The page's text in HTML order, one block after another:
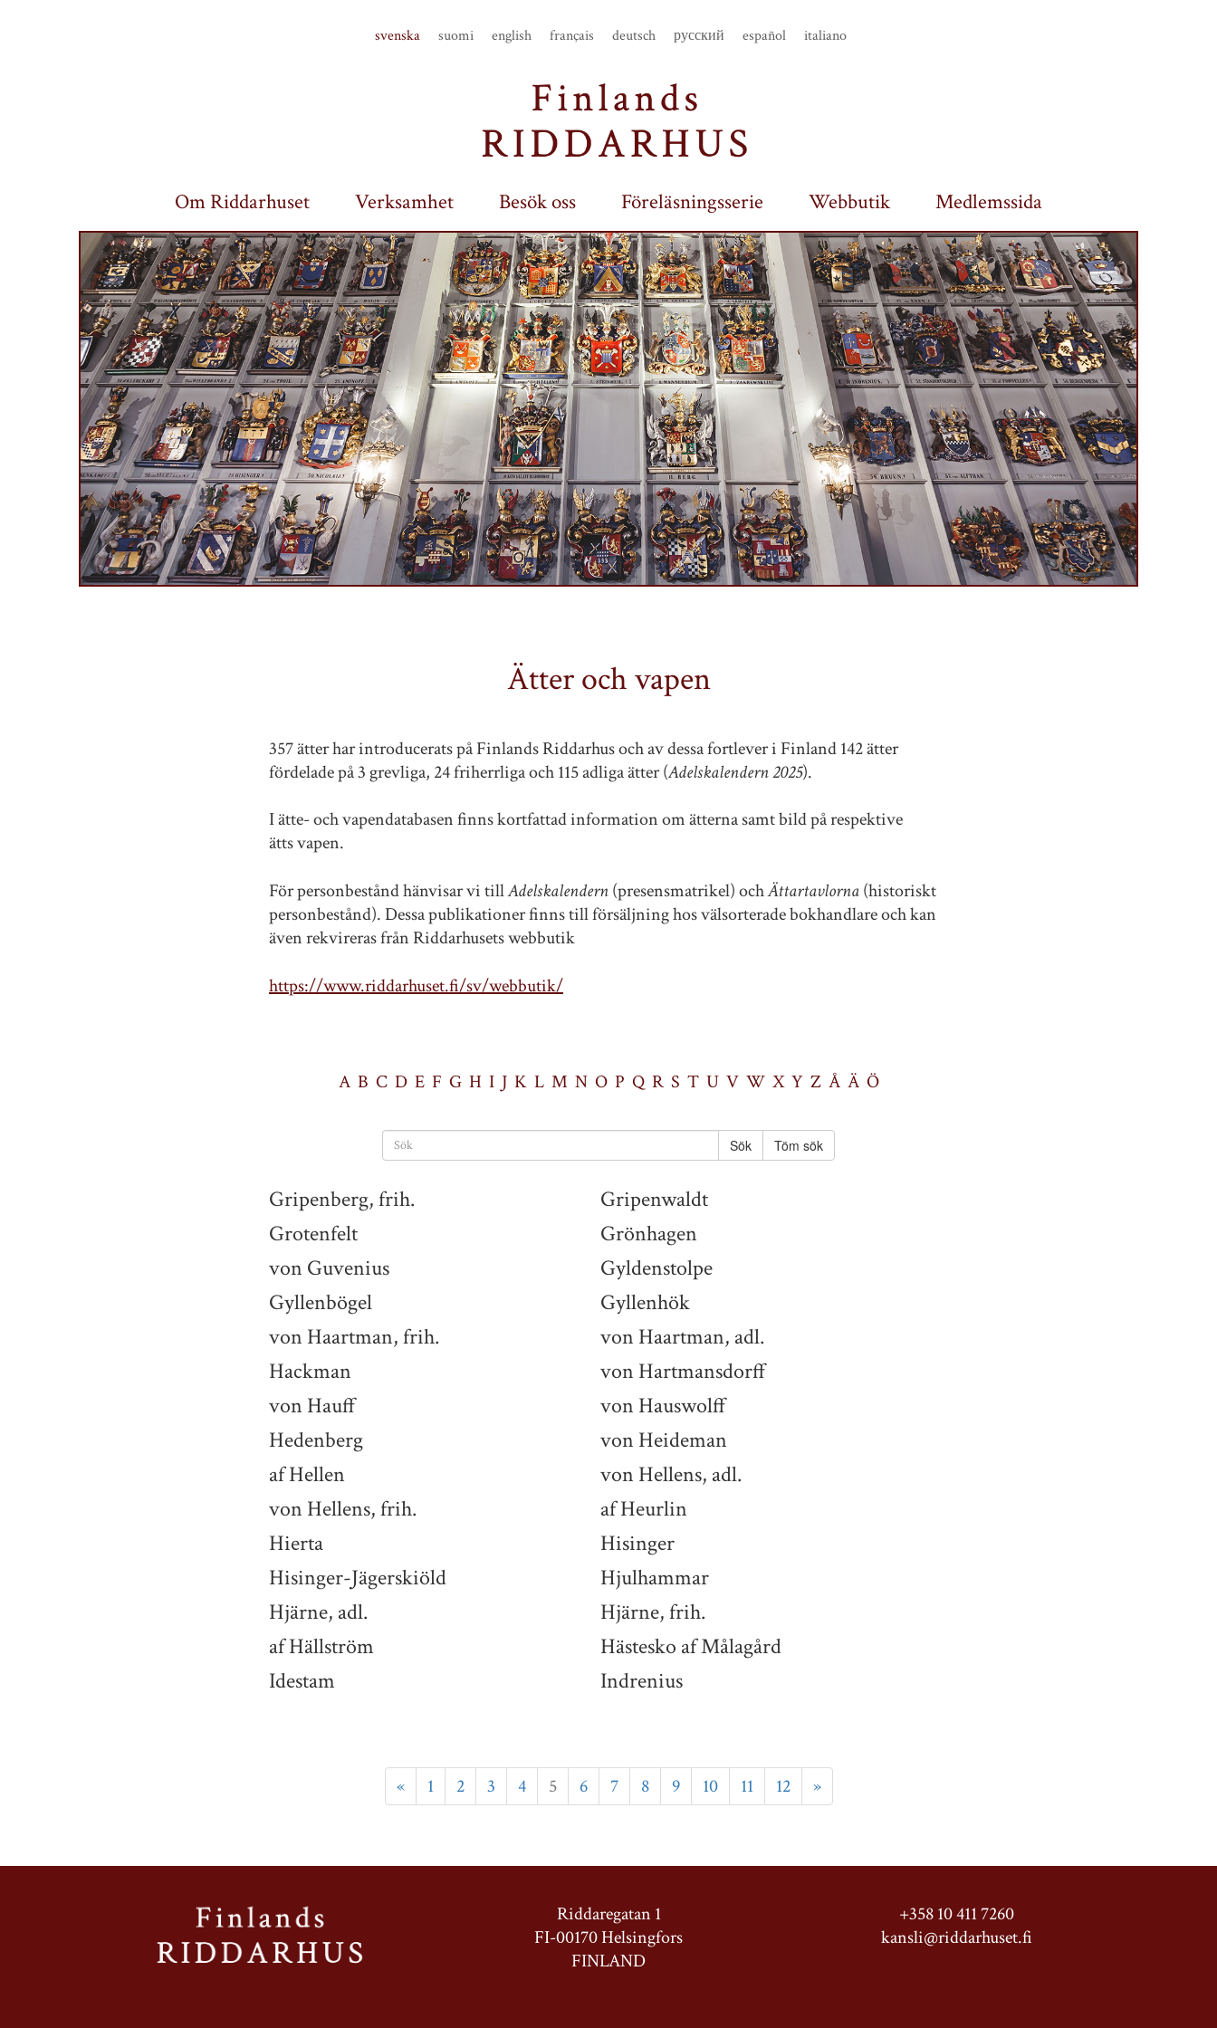
svenska suomi english français deutsch русский español italiano
Om Riddarhuset Verksamhet Besök oss Föreläsningsserie Webbutik Medlemssida
Ätter och vapen
357 ätter har introducerats på Finlands Riddarhus och av dessa fortlever i Finland 142 ätter
fördelade på 3 grevliga, 24 friherrliga och 115 adliga ätter (Adelskalendern 2025).
I ätte- och vapendatabasen finns kortfattad information om ätterna samt bild på respektive
ätts vapen.
För personbestånd hänvisar vi tillAdelskalendern(presensmatrikel) ochÄttartavlorna(historiskt
personbestånd). Dessa publikationer finns till försäljning hos välsorterade bokhandlare och kan
även rekvireras från Riddarhusets webbutik
https://www.riddarhuset.fi/sv/webbutik/
A B C D E F G H I J K L M N O P Q R S T U V W X Y Z Å Ä Ö
Töm sök
Gripenberg, frih.
Gripenwaldt
Grotenfelt
Grönhagen
von Guvenius
Gyldenstolpe
Gyllenbögel
Gyllenhök
von Haartman, frih.
von Haartman, adl.
Hackman
von Hartmansdorff
von Hauff
von Hauswolff
Hedenberg
von Heideman
af Hellen
von Hellens, adl.
von Hellens, frih.
af Heurlin
Hierta
Hisinger
Hisinger-Jägerskiöld
Hjulhammar
Hjärne, adl.
Hjärne, frih.
af Hällström
Hästesko af Målagård
Idestam
Indrenius
« 1 2 3 4 5 6 7 8 9 10 11 12 »
Riddaregatan 1
FI-00170 Helsingfors
FINLAND
+358 10 411 7260
kansli@riddarhuset.fi